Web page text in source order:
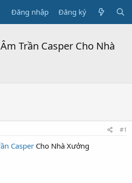
Đăng nhập Đăng ký
Trần Casper Cho Nhà
#1
Casper Cho Nhà Xưởng